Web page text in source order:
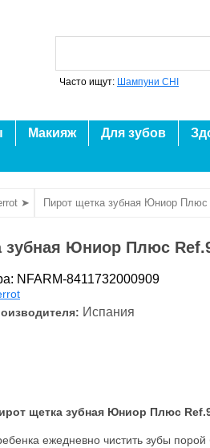
Часто ищут: Шампуни CHI
Макияж Для зубов
➤ Пирот щетка зубная Юниор Плюс
зубная Юниор Плюс
NFARM-8411732000909
Испания
щетка зубная Юниор Плюс
ежедневно чистить зубы